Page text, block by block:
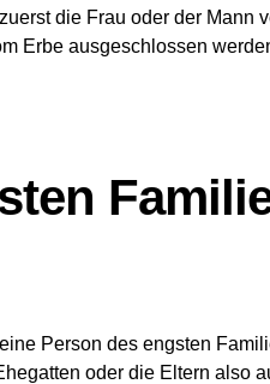
die Frau oder der Mann
Erbe ausgeschlossen
Person des engsten
oder die Eltern also